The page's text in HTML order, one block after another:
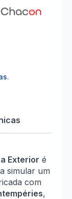
.
Exterior é
simular um
com
,